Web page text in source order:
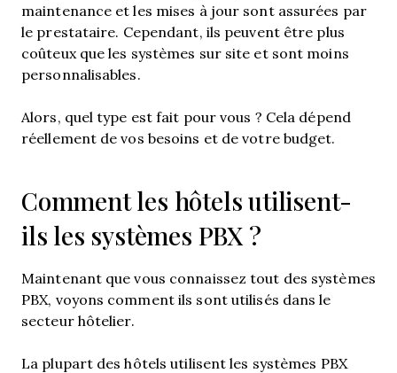
maintenance et les mises à jour sont assurées par
le prestataire. Cependant, ils peuvent être plus
coûteux que les systèmes sur site et sont moins
personnalisables.
Alors, quel type est fait pour vous ? Cela dépend
réellement de vos besoins et de votre budget.
Comment les hôtels utilisent-
ils les systèmes PBX ?
Maintenant que vous connaissez tout des systèmes
PBX, voyons comment ils sont utilisés dans le
secteur hôtelier.
La plupart des hôtels utilisent les systèmes PBX